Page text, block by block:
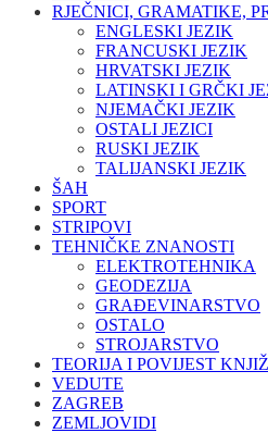
RJEČNICI, GRAMATIKE,
ENGLESKI JEZIK
FRANCUSKI JEZIK
HRVATSKI JEZIK
LATINSKI I GRČKI
NJEMAČKI JEZIK
OSTALI JEZICI
RUSKI JEZIK
TALIJANSKI JEZIK
ŠAH
SPORT
STRIPOVI
TEHNIČKE ZNANOSTI
ELEKTROTEHNIKA
GEODEZIJA
GRAĐEVINARSTVO
OSTALO
STROJARSTVO
TEORIJA I POVIJEST
VEDUTE
ZAGREB
ZEMLJOVIDI